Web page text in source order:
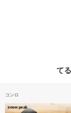
て
コンロ
snow peak